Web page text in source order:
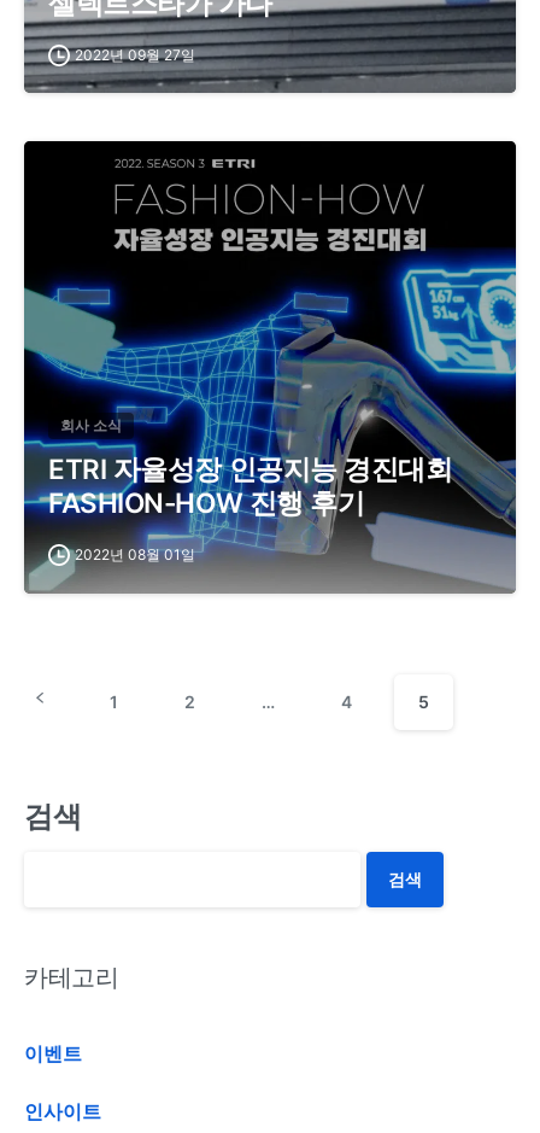
2022년 09월 27일
회사 소식
ETRI 자율성장 인공지능 경진대회
FASHION-HOW 진행 후기
2022년 08월 01일
1 2 … 4 5
검색
검색
카테고리
이벤트
인사이트